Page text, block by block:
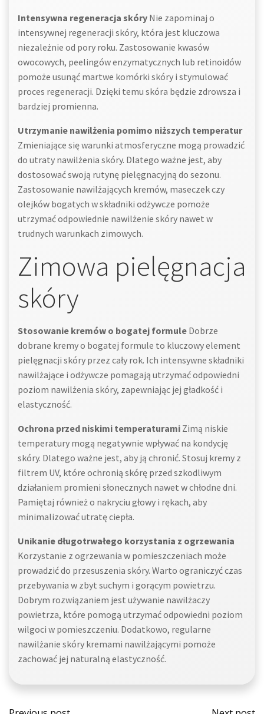
Intensywna regeneracja skóry Nie zapominaj o
intensywnej regeneracji skóry, która jest kluczowa
niezależnie od pory roku. Zastosowanie kwasów
owocowych, peelingów enzymatycznych lub retinoidów
pomoże usunąć martwe komórki skóry i stymulować
proces regeneracji. Dzięki temu skóra będzie zdrowsza i
bardziej promienna.
Utrzymanie nawilżenia pomimo niższych temperatur
Zmieniające się warunki atmosferyczne mogą prowadzić
do utraty nawilżenia skóry. Dlatego ważne jest, aby
dostosować swoją rutynę pielęgnacyjną do sezonu.
Zastosowanie nawilżających kremów, maseczek czy
olejków bogatych w składniki odżywcze pomoże
utrzymać odpowiednie nawilżenie skóry nawet w
trudnych warunkach zimowych.
Zimowa pielęgnacja
skóry
Stosowanie kremów o bogatej formule Dobrze
dobrane kremy o bogatej formule to kluczowy element
pielęgnacji skóry przez cały rok. Ich intensywne składniki
nawilżające i odżywcze pomagają utrzymać odpowiedni
poziom nawilżenia skóry, zapewniając jej gładkość i
elastyczność.
Ochrona przed niskimi temperaturami Zimą niskie
temperatury mogą negatywnie wpływać na kondycję
skóry. Dlatego ważne jest, aby ją chronić. Stosuj kremy z
filtrem UV, które ochronią skórę przed szkodliwym
działaniem promieni słonecznych nawet w chłodne dni.
Pamiętaj również o nakryciu głowy i rękach, aby
minimalizować utratę ciepła.
Unikanie długotrwałego korzystania z ogrzewania
Korzystanie z ogrzewania w pomieszczeniach może
prowadzić do przesuszenia skóry. Warto ograniczyć czas
przebywania w zbyt suchym i gorącym powietrzu.
Dobrym rozwiązaniem jest używanie nawilżaczy
powietrza, które pomogą utrzymać odpowiedni poziom
wilgoci w pomieszczeniu. Dodatkowo, regularne
nawilżanie skóry kremami nawilżającymi pomoże
zachować jej naturalną elastyczność.